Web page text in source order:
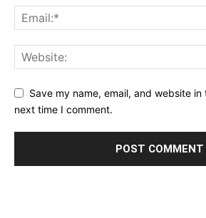
Save my name, email, and website
next time I comment.